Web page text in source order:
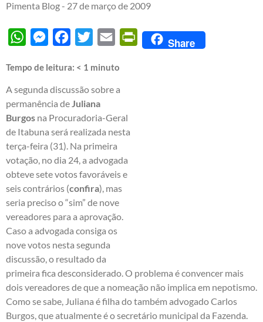
Pimenta Blog - 27 de março de 2009
WhatsAppMessengerFacebook
Twitter Email PrintFriendly
Share
Tempo de leitura: < 1 minuto
A segunda discussão sobre a
permanência deJuliana
Burgos na Procuradoria-Geral
de Itabuna será realizada nesta
terça-feira (31). Na primeira
votação, no dia 24, a advogada
obteve sete votos favoráveis e
seis contrários (confira), mas
seria preciso o “sim” de nove
vereadores para a aprovação.
Caso a advogada consiga os
nove votos nesta segunda
discussão, o resultado da
primeira fica desconsiderado. O problema é convencer mais
dois vereadores de que a nomeação não implica em nepotismo.
Como se sabe, Juliana é filha do também advogado Carlos
Burgos, que atualmente é o secretário municipal da Fazenda.